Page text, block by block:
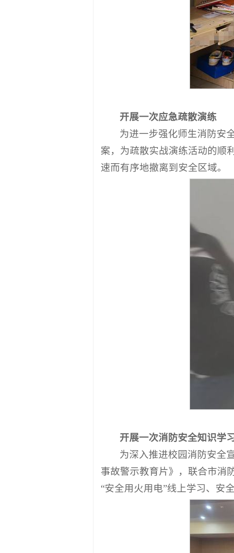
开展一次应急疏散演练
为进一步强化师生消防安
案，为疏散实战演练活动的顺
速而有序地撤离到安全区域。
开展一次消防安全知识学
为深入推进校园消防安全
事故警示教育片》，联合市消
“安全用火用电”线上学习、安